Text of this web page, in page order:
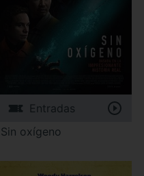
Entradas
Sin oxígeno